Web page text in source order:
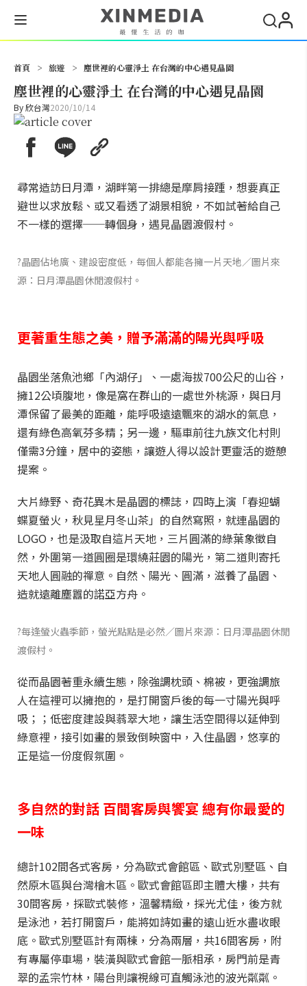
首頁 > 旅遊 > 塵世裡的心靈淨土 在台灣的中心遇見晶園
塵世裡的心靈淨土 在台灣的中心遇見晶園
By欣台灣2020/10/14
尋常造訪日月潭，湖畔第一排總是摩肩接踵，想要真正
避世以求放鬆、或又看透了湖景相貌，不如試著給自己
不一樣的選擇──轉個身，遇見晶園渡假村。
?晶園佔地廣、建設密度低，每個人都能各擁一片天地／圖片來
源：日月潭晶園休閒渡假村。
更著重生態之美，贈予滿滿的陽光與呼吸
晶園坐落魚池鄉「內湖仔」、一處海拔700公尺的山谷，
擁12公頃腹地，像是窩在群山的一處世外桃源，與日月
潭保留了最美的距離，能呼吸遠遠飄來的湖水的氣息，
還有綠色高氧芬多精；另一邊，驅車前往九族文化村則
僅需3分鐘，居中的姿態，讓遊人得以設計更靈活的遊憩
提案。
大片綠野、奇花異木是晶園的標誌，四時上演「春迎蝴
蝶夏螢火，秋見星月冬山茶」的自然寫照，就連晶園的
LOGO，也是汲取自這片天地，三片圓滿的綠葉象徵自
然，外圍第一道圓圈是環繞莊園的陽光，第二道則寄托
天地人圓融的禪意。自然、陽光、圓滿，滋養了晶園、
造就遠離塵囂的諾亞方舟。
?每逢螢火蟲季節，螢光點點是必然／圖片來源：日月潭晶園休閒
渡假村。
從而晶園著重永續生態，除強調枕頭、棉被，更強調旅
人在這裡可以擁抱的，是打開窗戶後的每一寸陽光與呼
吸；；低密度建設與蓊翠大地，讓生活空間得以延伸到
綠意裡，接引如畫的景致倒映窗中，入住晶園，悠享的
正是這一份度假氛圍。
多自然的對話 百間客房與饗宴 總有你最愛的
一味
總計102間各式客房，分為歐式會館區、歐式別墅區、自
然原木區與台灣檜木區。歐式會館區即主體大樓，共有
30間客房，採歐式裝修，溫馨精緻，採光尤佳，後方就
是泳池，若打開窗戶，能將如詩如畫的遠山近水盡收眼
底。歐式別墅區計有兩棟，分為兩層，共16間客房，附
有專屬停車場，裝潢與歐式會館一脈相承，房門前是青
翠的孟宗竹林，陽台則讓視線可直觸泳池的波光粼粼。